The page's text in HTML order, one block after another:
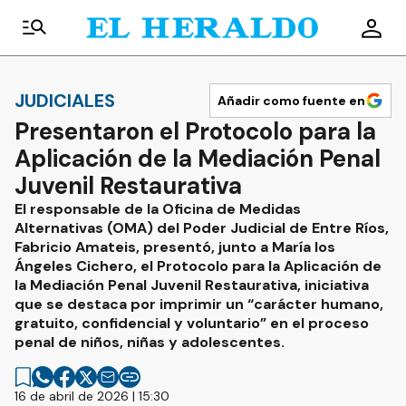
JUDICIALES Añadir como fuente en
Presentaron el Protocolo para la
Aplicación de la Mediación Penal
Juvenil Restaurativa
El responsable de la Oficina de Medidas
Alternativas (OMA) del Poder Judicial de Entre Ríos,
Fabricio Amateis, presentó, junto a María los
Ángeles Cichero, el Protocolo para la Aplicación de
la Mediación Penal Juvenil Restaurativa, iniciativa
que se destaca por imprimir un “carácter humano,
gratuito, confidencial y voluntario” en el proceso
penal de niños, niñas y adolescentes.
16 de abril de 2026 | 15:30